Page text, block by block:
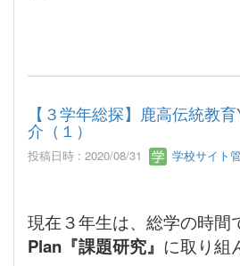
【３学年総探】鹿高伝統教
介（１）
投稿日時 : 2020/08/31 学校サイト
現在３年生は、総学の時間
Plan『課題研究』 に取り組